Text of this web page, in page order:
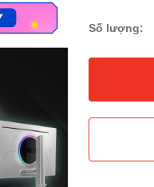
Số lượng: